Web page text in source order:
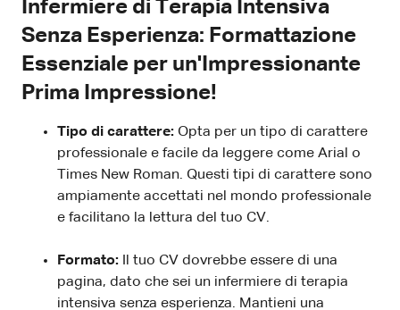
Infermiere di Terapia Intensiva
Senza Esperienza: Formattazione
Essenziale per un'Impressionante
Prima Impressione!
Tipo di carattere: Opta per un tipo di carattere
professionale e facile da leggere come Arial o
Times New Roman. Questi tipi di carattere sono
ampiamente accettati nel mondo professionale
e facilitano la lettura del tuo CV.
Formato:
Il tuo CV dovrebbe essere di una
pagina, dato che sei un infermiere di terapia
intensiva senza esperienza. Mantieni una